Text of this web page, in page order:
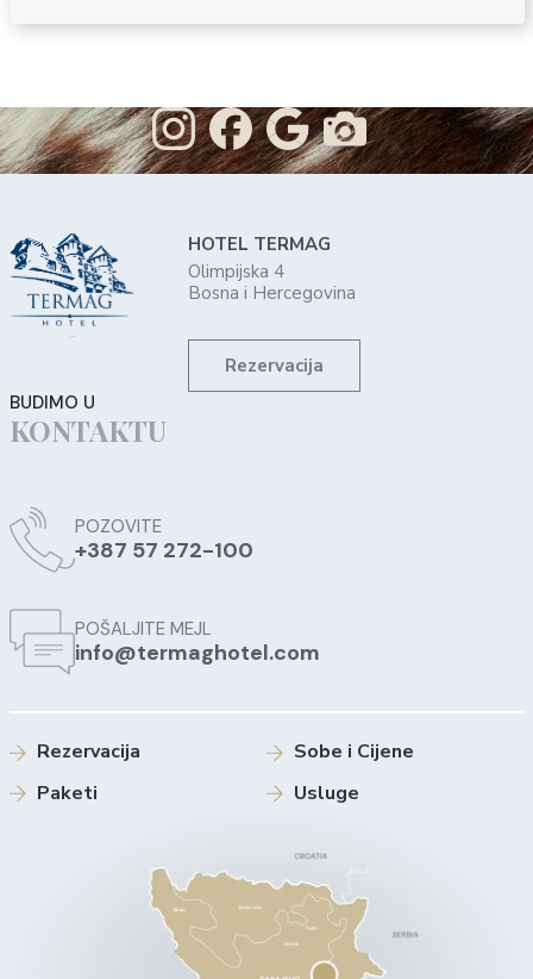
HOTEL TERMAG
Olimpijska 4
Bosna i Hercegovina
Rezervacija
BUDIMO U
KONTAKTU
POZOVITE
+387 57 272-100
POŠALJITE MEJL
info@termaghotel.com
Rezervacija
Sobe i Cijene
Paketi
Usluge